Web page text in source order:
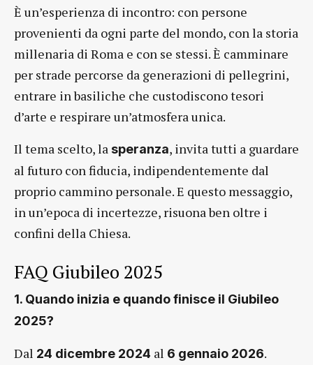
È un’esperienza di incontro: con persone
provenienti da ogni parte del mondo, con la storia
millenaria di Roma e con se stessi. È camminare
per strade percorse da generazioni di pellegrini,
entrare in basiliche che custodiscono tesori
d’arte e respirare un’atmosfera unica.
Il tema scelto, la speranza, invita tutti a guardare
al futuro con fiducia, indipendentemente dal
proprio cammino personale. E questo messaggio,
in un’epoca di incertezze, risuona ben oltre i
confini della Chiesa.
FAQ Giubileo 2025
1. Quando inizia e quando finisce il Giubileo
2025?
Dal 24 dicembre 2024 al 6 gennaio 2026.